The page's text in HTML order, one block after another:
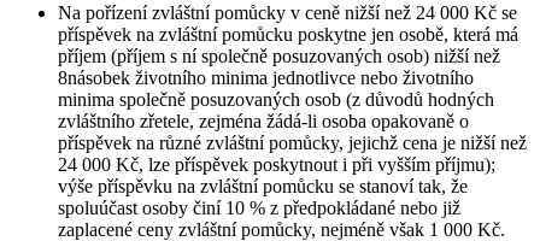
Na pořízení zvláštní pomůcky v ceně nižší než 24 000 Kč se
příspěvek na zvláštní pomůcku poskytne jen osobě, která má
příjem (příjem s ní společně posuzovaných osob) nižší než
8násobek životního minima jednotlivce nebo životního
minima společně posuzovaných osob (z důvodů hodných
zvláštního zřetele, zejména žádá-li osoba opakovaně o
příspěvek na různé zvláštní pomůcky, jejichž cena je nižší než
24 000 Kč, lze příspěvek poskytnout i při vyšším příjmu);
výše příspěvku na zvláštní pomůcku se stanoví tak, že
spoluúčast osoby činí 10 % z předpokládané nebo již
zaplacené ceny zvláštní pomůcky, nejméně však 1 000 Kč.